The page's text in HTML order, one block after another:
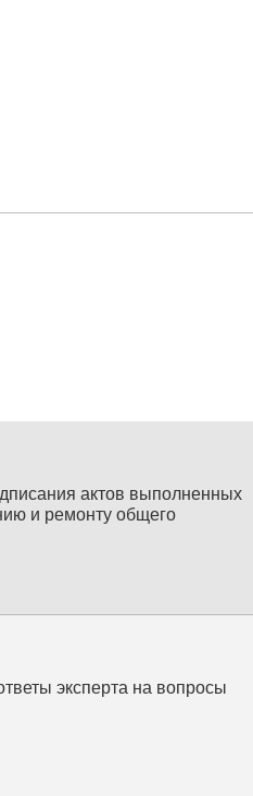
актов выполненных
и ремонту общего
эксперта на вопросы